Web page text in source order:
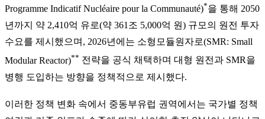
Programme Indicatif Nucléaire pour la Communauté)*을 통해 2050
년까지 약 2,410억 유로(약 361조 5,000억 원) 규모의 원전 투자
수요를 제시했으며, 2026년에는 소형모듈원자로(SMR: Small
Modular Reactor)** 전략을 공식 채택하며 대형 원전과 SMR을
병행 도입하는 방향을 정책적으로 제시했다.
이러한 정책 변화 속에서 중동부유럽 권역에서는 국가별 정책